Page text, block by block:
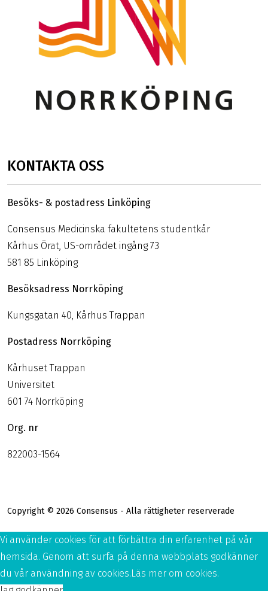
KONTAKTA OSS
Besöks- & postadress Linköping
Consensus Medicinska fakultetens studentkår
Kårhus Örat, US-området ingång 73
581 85 Linköping
Besöksadress Norrköping
Kungsgatan 40, Kårhus Trappan
Postadress Norrköping
Kårhuset Trappan
Universitet
601 74 Norrköping
Org. nr
822003-1564
Copyright © 2026 Consensus - Alla rättigheter reserverade
Vi använder cookies för att förbättra din erfarenhet på vår
hemsida. Genom att surfa på denna webbplats godkänner
du vår användning av cookies.Läs mer om cookies.